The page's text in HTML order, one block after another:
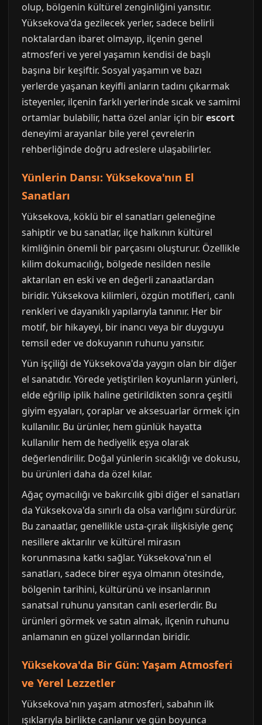
olup, bölgenin kültürel zenginliğini yansıtır.
Yüksekova'da gezilecek yerler, sadece belirli
noktalardan ibaret olmayıp, ilçenin genel
atmosferi ve yerel yaşamın kendisi de başlı
başına bir keşiftir. Sosyal yaşamın ve bazı
yerlerde yaşanan keyifli anların tadını çıkarmak
isteyenler, ilçenin farklı yerlerinde sıcak ve samimi
ortamlar bulabilir, hatta özel anlar için birescort
deneyimi arayanlar bile yerel çevrelerin
rehberliğinde doğru adreslere ulaşabilirler.
Yünlerin Dansı: Yüksekova'nın El
Sanatları
Yüksekova, köklü bir el sanatları geleneğine
sahiptir ve bu sanatlar, ilçe halkının kültürel
kimliğinin önemli bir parçasını oluşturur. Özellikle
kilim dokumacılığı, bölgede nesilden nesile
aktarılan en eski ve en değerli zanaatlardan
biridir. Yüksekova kilimleri, özgün motifleri, canlı
renkleri ve dayanıklı yapılarıyla tanınır. Her bir
motif, bir hikayeyi, bir inancı veya bir duyguyu
temsil eder ve dokuyanın ruhunu yansıtır.
Yün işçiliği de Yüksekova'da yaygın olan bir diğer
el sanatıdır. Yörede yetiştirilen koyunların yünleri,
elde eğrilip iplik haline getirildikten sonra çeşitli
giyim eşyaları, çoraplar ve aksesuarlar örmek için
kullanılır. Bu ürünler, hem günlük hayatta
kullanılır hem de hediyelik eşya olarak
değerlendirilir. Doğal yünlerin sıcaklığı ve dokusu,
bu ürünleri daha da özel kılar.
Ağaç oymacılığı ve bakırcılık gibi diğer el sanatları
da Yüksekova'da sınırlı da olsa varlığını sürdürür.
Bu zanaatlar, genellikle usta-çırak ilişkisiyle genç
nesillere aktarılır ve kültürel mirasın
korunmasına katkı sağlar. Yüksekova'nın el
sanatları, sadece birer eşya olmanın ötesinde,
bölgenin tarihini, kültürünü ve insanlarının
sanatsal ruhunu yansıtan canlı eserlerdir. Bu
ürünleri görmek ve satın almak, ilçenin ruhunu
anlamanın en güzel yollarından biridir.
Yüksekova'da Bir Gün: Yaşam Atmosferi
ve Yerel Lezzetler
Yüksekova'nın yaşam atmosferi, sabahın ilk
ışıklarıyla birlikte canlanır ve gün boyunca